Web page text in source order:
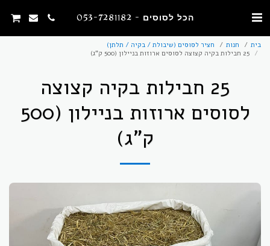
הכל לסוסים - 053-7281182
בית חנות
חציר לסוסים (שיבולת / בקיה / תלתן)
25 חבילות בקיה קצוצה לסוסים ארוזות בניילון (500 ק"ג)
25 חבילות בקיה קצוצה
לסוסים ארוזות בניילון (500
ק"ג)